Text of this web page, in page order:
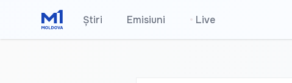
Știri Emisiuni • Live